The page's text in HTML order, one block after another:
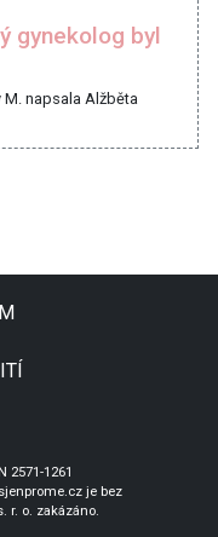
gynekolog byl
napsala Alžběta
2571-1261
je bez
r. o. zakázáno.